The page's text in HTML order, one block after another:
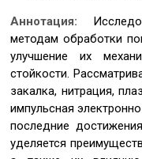
Аннотация:
методам обработки
улучшение их
стойкости.
закалка, нитрация,
импульсная
последние
уделяется